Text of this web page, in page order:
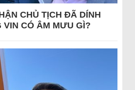
CHỦ TỊCH ĐÃ DÍNH
VIN CÓ ÂM MƯU GÌ?